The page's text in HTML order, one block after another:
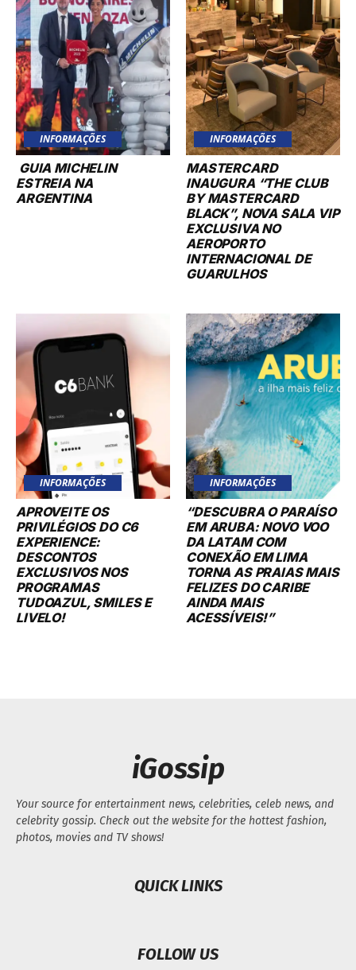
INFORMAÇÕES
GUIA MICHELIN
ESTREIA NA
ARGENTINA
INFORMAÇÕES
MASTERCARD
INAUGURA “THE CLUB
BY MASTERCARD
BLACK”, NOVA SALA VIP
EXCLUSIVA NO
AEROPORTO
INTERNACIONAL DE
GUARULHOS
INFORMAÇÕES
APROVEITE OS
PRIVILÉGIOS DO C6
EXPERIENCE:
DESCONTOS
EXCLUSIVOS NOS
PROGRAMAS
TUDOAZUL, SMILES E
LIVELO!
INFORMAÇÕES
“DESCUBRA O PARAÍSO
EM ARUBA: NOVO VOO
DA LATAM COM
CONEXÃO EM LIMA
TORNA AS PRAIAS MAIS
FELIZES DO CARIBE
AINDA MAIS
ACESSÍVEIS!”
iGossip
Your source for entertainment news, celebrities, celeb news, and
celebrity gossip. Check out the website for the hottest fashion,
photos, movies and TV shows!
QUICK LINKS
FOLLOW US